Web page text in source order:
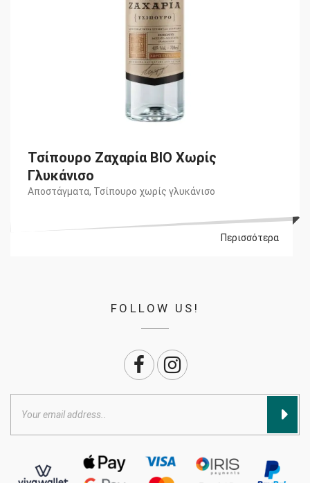
Τσίπουρο Ζαχαρία BIO Χωρίς
Γλυκάνισο
Αποστάγματα, Τσίπουρο χωρίς γλυκάνισο
Περισσότερα
FOLLOW US!